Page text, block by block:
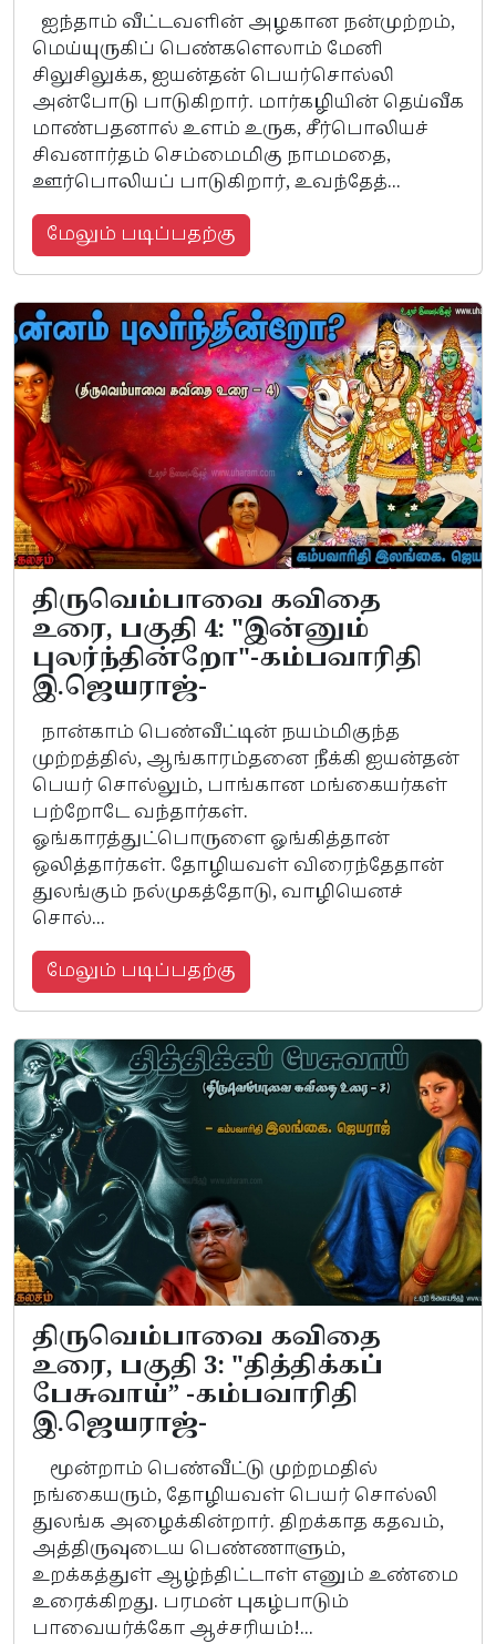
ஐந்தாம் வீட்டவளின் அழகான நன்முற்றம்,
மெய்யுருகிப் பெண்களெலாம் மேனி
சிலுசிலுக்க, ஐயன்தன் பெயர்சொல்லி
அன்போடு பாடுகிறார். மார்கழியின் தெய்வீக
மாண்பதனால் உளம் உருக, சீர்பொலியச்
சிவனார்தம் செம்மைமிகு நாமமதை,
ஊர்பொலியப் பாடுகிறார், உவந்தேத்...
மேலும் படிப்பதற்கு
திருவெம்பாவை கவிதை
உரை, பகுதி 4: "இன்னும்
புலர்ந்தின்றோ"-கம்பவாரிதி
இ.ஜெயராஜ்-
நான்காம் பெண்வீட்டின் நயம்மிகுந்த
முற்றத்தில், ஆங்காரம்தனை நீக்கி ஐயன்தன்
பெயர் சொல்லும், பாங்கான மங்கையர்கள்
பற்றோடே வந்தார்கள்.
ஓங்காரத்துட்பொருளை ஓங்கித்தான்
ஒலித்தார்கள். தோழியவள் விரைந்தேதான்
துலங்கும் நல்முகத்தோடு, வாழியெனச்
சொல்...
மேலும் படிப்பதற்கு
திருவெம்பாவை கவிதை
உரை, பகுதி 3: "தித்திக்கப்
பேசுவாய்” -கம்பவாரிதி
இ.ஜெயராஜ்-
மூன்றாம் பெண்வீட்டு முற்றமதில்
நங்கையரும், தோழியவள் பெயர் சொல்லி
துலங்க அழைக்கின்றார். திறக்காத கதவம்,
அத்திருவுடைய பெண்ணாளும்,
உறக்கத்துள் ஆழ்ந்திட்டாள் எனும் உண்மை
உரைக்கிறது. பரமன் புகழ்பாடும்
பாவையர்க்கோ ஆச்சரியம்!...